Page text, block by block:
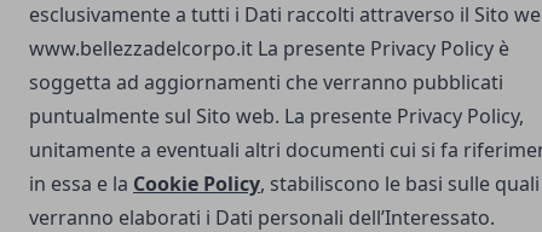
esclusivamente a tutti i Dati raccolti attraverso il Sito
www.bellezzadelcorpo.it La presente Privacy Policy è
soggetta ad aggiornamenti che verranno pubblicati
puntualmente sul Sito web. La presente Privacy Policy,
unitamente a eventuali altri documenti cui si fa
in essa e la Cookie Policy, stabiliscono le basi sulle quali
verranno elaborati i Dati personali dell’Interessato.